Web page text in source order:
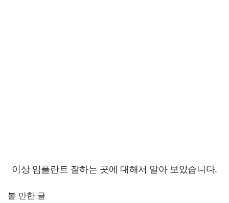
이상 임플란트 잘하는 곳에 대해서 알아 보았습니다.
볼 만한 글